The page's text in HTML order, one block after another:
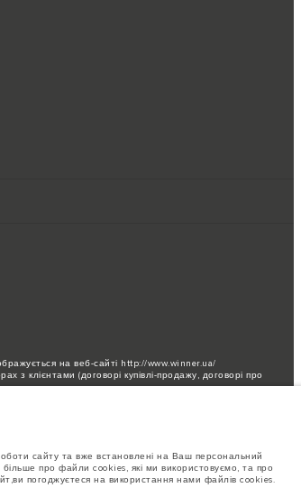
на веб-сайті http://www.winner.ua/
з клієнтами (договорі купівлі-продажу, договорі про
Для отримання актуальної інформації
Це дуже динамічна ситуація, і, як наслідок,
офіційним дилером для отримання детальної
сайту та вже встановлені на Ваш персональний
про файли cookies, які ми використовуємо, та про
погоджуєтеся на використання нами файлів cookies.